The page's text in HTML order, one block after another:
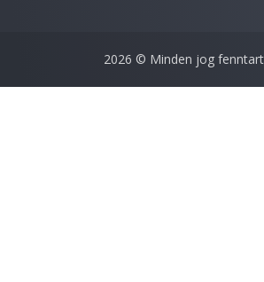
2026 © Minden jog